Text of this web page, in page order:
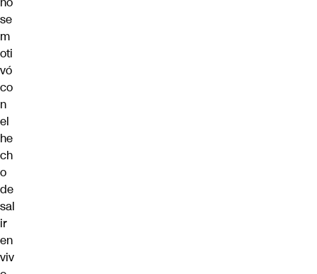
se
m
oti
vó
co
n
el
he
ch
o
de
sal
ir
en
viv